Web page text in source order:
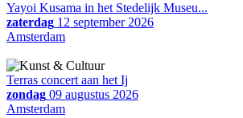
Yayoi Kusama in het Stedelijk Museu...
zaterdag 12 september 2026
Amsterdam
Terras concert aan het Ij
zondag 09 augustus 2026
Amsterdam